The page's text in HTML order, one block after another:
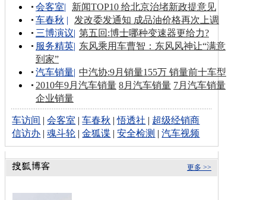
会客室|
新闻TOP10 给北京治堵新政提意见
车春秋 |
发改委发通知 成品油价格再次上调
三博演议| 第五回:博士哪种变速器更给力?
服务精英| 东风乘用车曹智：东风风神让“满意
到家”
汽车销量| 中汽协:9月销量155万 销量前十车型
2010年9月汽车销量 8月汽车销量 7月汽车销量
企业销量
车访间 |会客室 |车春秋 |悟透社 | 超级经销商
信访办 |魂斗轮 |金狐谍 |安全检测 |汽车视频
更多 >>